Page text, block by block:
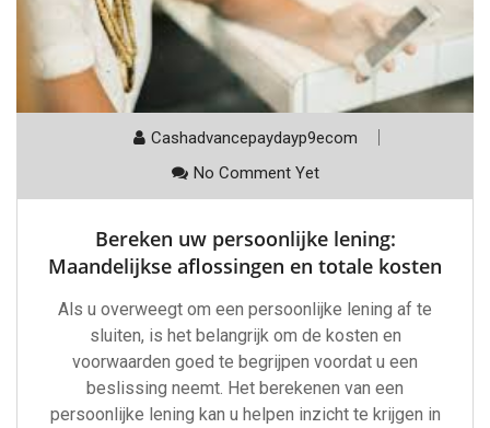
Cashadvancepaydayp9ecom
No Comment Yet
Bereken uw persoonlijke lening:
Maandelijkse aflossingen en totale kosten
Als u overweegt om een persoonlijke lening af te
sluiten, is het belangrijk om de kosten en
voorwaarden goed te begrijpen voordat u een
beslissing neemt. Het berekenen van een
persoonlijke lening kan u helpen inzicht te krijgen in